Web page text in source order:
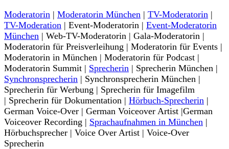
Moderatorin | Moderatorin München | TV-Moderatorin |
TV-Moderation | Event-Moderatorin | Event-Moderatorin
München | Web-TV-Moderatorin | Gala-Moderatorin |
Moderatorin für Preisverleihung | Moderatorin für Events |
Moderatorin in München | Moderatorin für Podcast |
Moderatorin Summit | Sprecherin | Sprecherin München |
Synchronsprecherin | Synchronsprecherin München |
Sprecherin für Werbung | Sprecherin für Imagefilm
| Sprecherin für Dokumentation | Hörbuch-Sprecherin |
German Voice-Over | German Voiceover Artist |German
Voiceover Recording | Sprachaufnahmen in München |
Hörbuchsprecher | Voice Over Artist | Voice-Over
Sprecherin